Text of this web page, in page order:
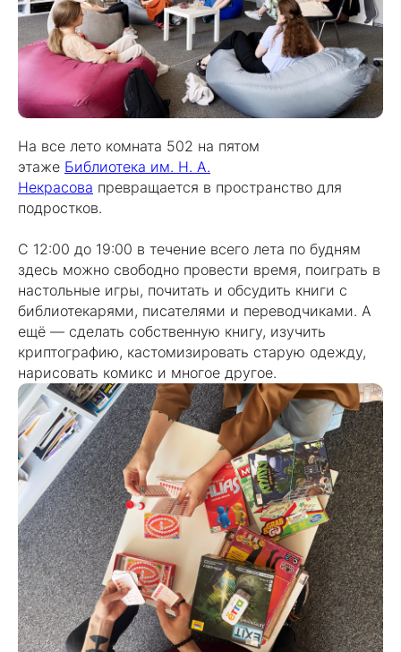
На все лето комната 502 на пятом
этаже Библиотека им. Н. А.
Некрасова превращается в пространство для
подростков.
С 12:00 до 19:00 в течение всего лета по будням
здесь можно свободно провести время, поиграть в
настольные игры, почитать и обсудить книги с
библиотекарями, писателями и переводчиками. А
ещё — сделать собственную книгу, изучить
криптографию, кастомизировать старую одежду,
нарисовать комикс и многое другое.